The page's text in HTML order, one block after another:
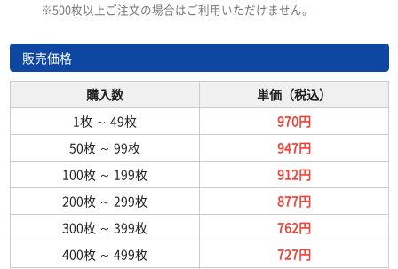
※500枚以上ご注文の場合はご利用いただけません。
販売価格
購入数
単価（税込）
1枚 ～ 49枚
970円
50枚 ～ 99枚
947円
100枚 ～ 199枚
912円
200枚 ～ 299枚
877円
300枚 ～ 399枚
762円
400枚 ～ 499枚
727円